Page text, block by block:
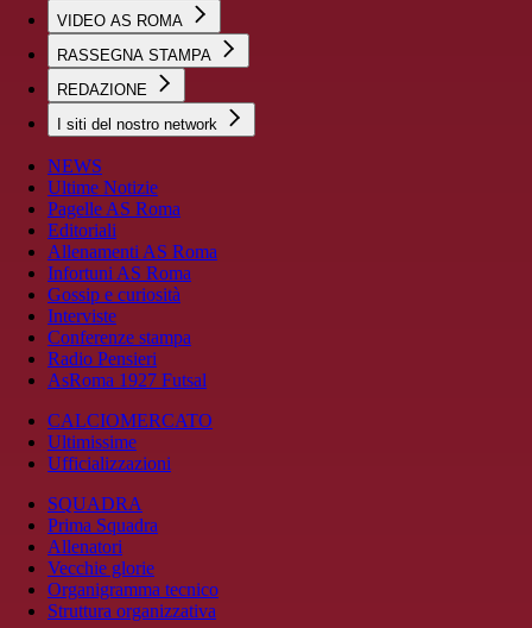
VIDEO AS ROMA
RASSEGNA STAMPA
REDAZIONE
I siti del nostro network
NEWS
Ultime Notizie
Pagelle AS Roma
Editoriali
Allenamenti AS Roma
Infortuni AS Roma
Gossip e curiosità
Interviste
Conferenze stampa
Radio Pensieri
AsRoma 1927 Futsal
CALCIOMERCATO
Ultimissime
Ufficializzazioni
SQUADRA
Prima Squadra
Allenatori
Vecchie glorie
Organigramma tecnico
Struttura organizzativa